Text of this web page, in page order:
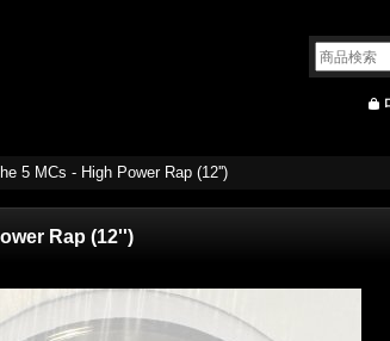
5 MCs - High Power Rap (12'')
Rap (12'')